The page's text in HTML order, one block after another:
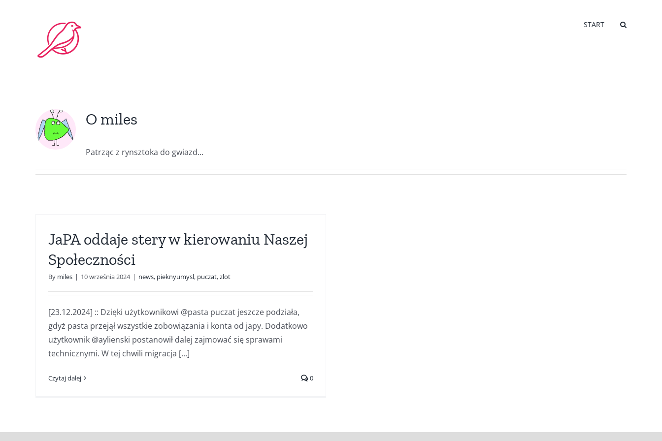
START
O miles
Patrząc z rynsztoka do gwiazd...
JaPA oddaje stery w kierowaniu Naszej
Społeczności
By miles | 10 września 2024 | news, pieknyumysl, puczat,zlot
[23.12.2024] :: Dzięki użytkownikowi @pasta puczat jeszcze podziała,
gdyż pasta przejął wszystkie zobowiązania i konta od japy. Dodatkowo
użytkownik @aylienski postanowił dalej zajmować się sprawami
technicznymi. W tej chwili migracja [...]
Czytaj dalej 0